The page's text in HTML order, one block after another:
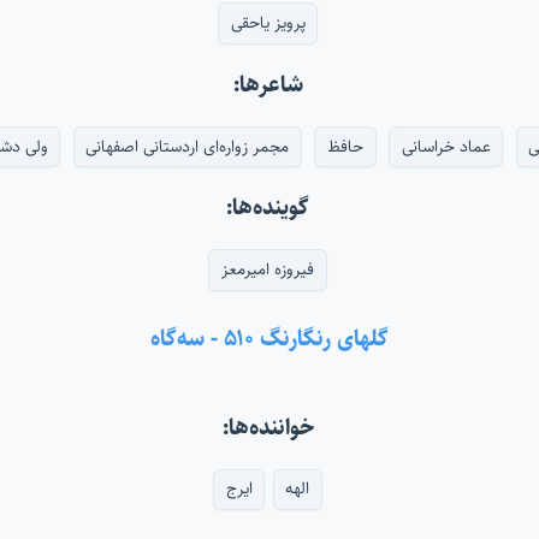
پرویز یاحقی
شاعرها:
عماد خراسانی حافظ مجمر زواره‌ای اردستانی اصفهانی ولی
گوینده‌ها:
فیروزه امیرمعز
گلهای رنگارنگ ۵۱۰ - سه‌گاه
خواننده‌ها:
الهه ایرج